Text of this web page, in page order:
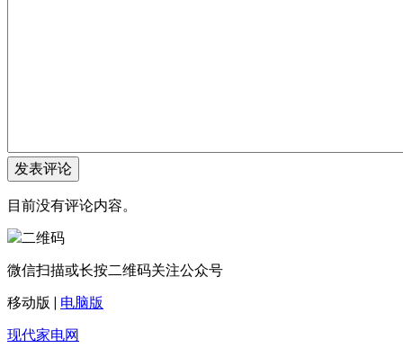
目前没有评论内容。
微信扫描或长按二维码关注公众号
移动版 | 电脑版
现代家电网